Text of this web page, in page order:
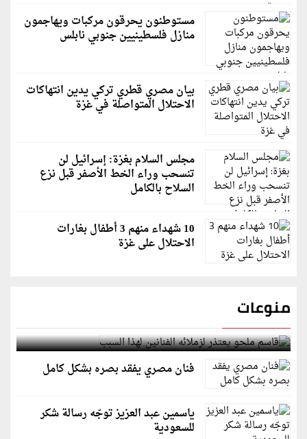
مستوطنون يحرقون مركبات ويهاجمون
منازل فلسطينيين جنوبي نابلس
بيان مصري قطري تركي يدين انتهاكات
الاحتلال المتواصلة في غزة
مجلس السلام بغزة: إسرائيل لن
تنسحب وراء الخط الأصفر قبل نزع
السلاح بالكامل
10 شهداء منهم 3 أطفال بغارات
الاحتلال على غزة
منوعات
قاسم ملحو يعتذر لزملائه الفنانين لهذا السبب
فنان مصري يفقد بصره بشكل كامل
ياسمين عبد العزيز توجّه رسالة شكر
للسعودية